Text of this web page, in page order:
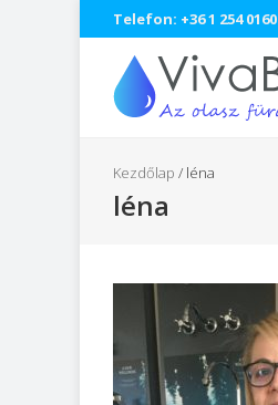
Telefon: +36 1 254 0160
Kezdőlap / léna
léna